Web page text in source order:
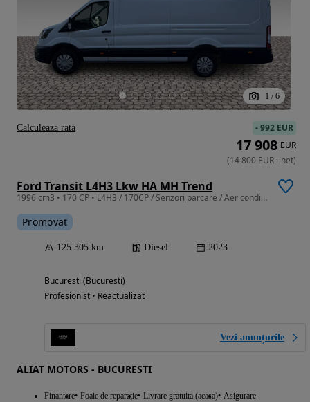
1 / 6
Ford Transit L4H3 Lkw HA MH Trend
1996 cm3 • 170 CP • L4H3 / 170CP / Senzori parcare / Aer conditionat / Garantie
Promovat
125 305 km Diesel 2023
Bucuresti (Bucuresti)
Profesionist • Reactualizat
Vezi anunțurile
ALIAT MOTORS - BUCURESTI
Finantare Foaie de reparație Livrare gratuita (acasa) Asigurare
-992 EUR
17 908 EUR
(14 800 EUR- net)
Calculeaza rata